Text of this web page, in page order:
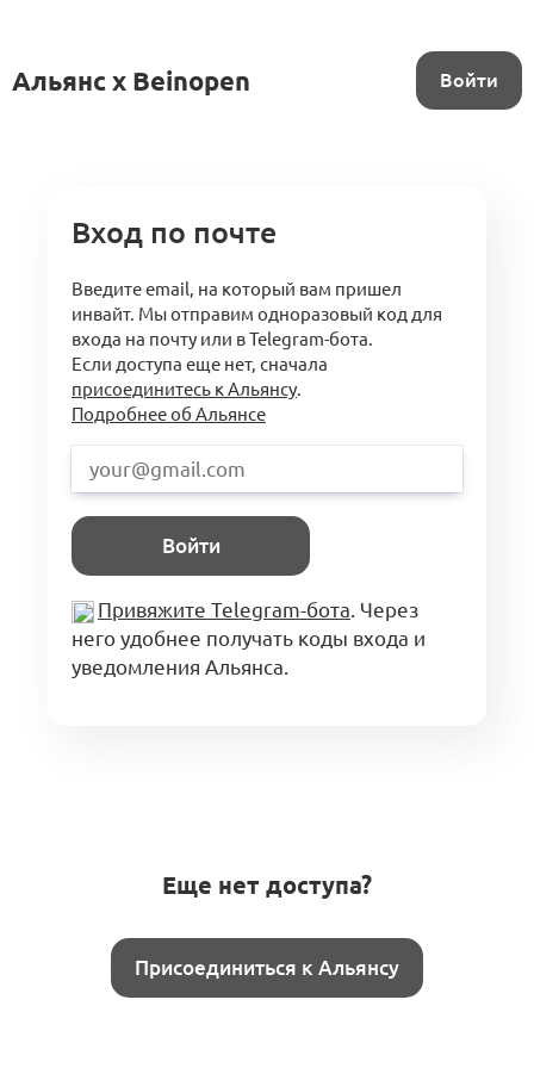
Альянс x Beinopen Войти
Вход по почте
Введите email, на который вам пришел
инвайт. Мы отправим одноразовый код для
входа на почту или в Telegram-бота.
Если доступа еще нет, сначала
присоединитесь к Альянсу.
Подробнее об Альянсе
Войти
Привяжите Telegram-бота. Через
него удобнее получать коды входа и
уведомления Альянса.
Еще нет доступа?
Присоединиться к Альянсу